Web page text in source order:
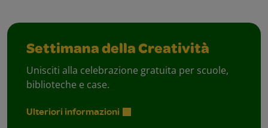
Settimana della Creatività
Unisciti alla celebrazione gratuita per scuole,
biblioteche e case.
Ulteriori informazioni